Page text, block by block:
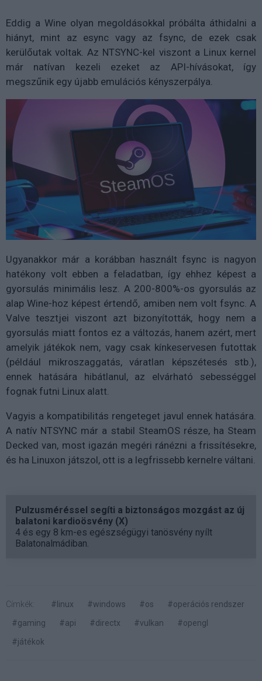
Eddig a Wine olyan megoldásokkal próbálta áthidalni a
hiányt, mint az esync vagy az fsync, de ezek csak
kerülőutak voltak. Az NTSYNC-kel viszont a Linux kernel
már natívan kezeli ezeket az API-hívásokat, így
megszűnik egy újabb emulációs kényszerpálya.
Ugyanakkor már a korábban használt fsync is nagyon
hatékony volt ebben a feladatban, így ehhez képest a
gyorsulás minimális lesz. A 200-800%-os gyorsulás az
alap Wine-hoz képest értendő, amiben nem volt fsync. A
Valve tesztjei viszont azt bizonyították, hogy nem a
gyorsulás miatt fontos ez a változás, hanem azért, mert
amelyik játékok nem, vagy csak kínkeservesen futottak
(például mikroszaggatás, váratlan képszétesés stb.),
ennek hatására hibátlanul, az elvárható sebességgel
fognak futni Linux alatt.
Vagyis a kompatibilitás rengeteget javul ennek hatására.
A natív NTSYNC már a stabil SteamOS része, ha Steam
Decked van, most igazán megéri ránézni a frissítésekre,
és ha Linuxon játszol, ott is a legfrissebb kernelre váltani.
Pulzusméréssel segíti a biztonságos mozgást az új
balatoni kardioösvény (X)
4 és egy 8 km-es egészségügyi tanösvény nyílt
Balatonalmádiban.
Címkék: #linux #windows #os
#operációs rendszer
#gaming
#api #directx #vulkan
#opengl
#játékok